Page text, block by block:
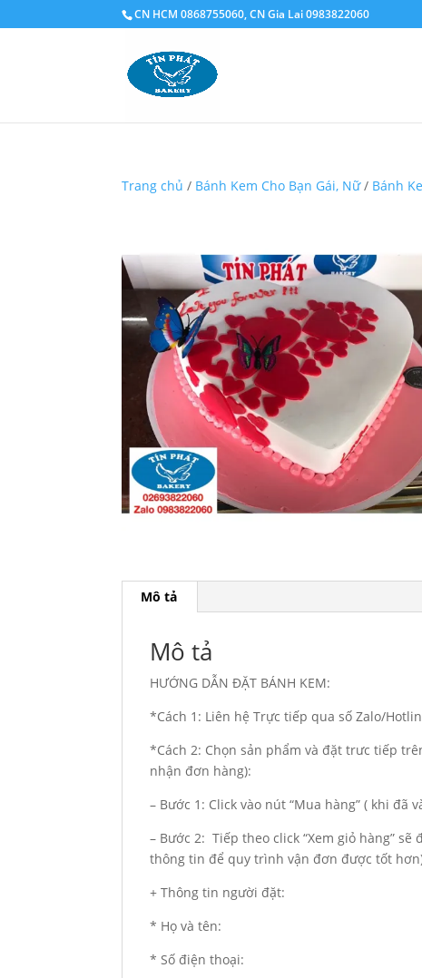
CN HCM 0868755060, CN Gia Lai 0983822060
Trang chủ / Bánh Kem Cho Bạn Gái, Nữ/ Bánh
Mô tả
Mô tả
HƯỚNG DẪN ĐẶT BÁNH KEM:
*Cách 1: Liên hệ Trực tiếp qua số Zalo/
*Cách 2: Chọn sản phẩm và đặt trưc tiếp
nhận đơn hàng):
– Bước 1: Click vào nút “Mua hàng” ( khi đã
– Bước 2: Tiếp theo click “Xem giỏ hàng”
thông tin để quy trình vận đơn được tốt
+ Thông tin người đặt:
* Họ và tên:
* Số điện thoại: